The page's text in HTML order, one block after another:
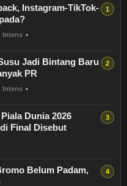
Instagram-TikTok-
Intens •
Jadi Bintang Baru
PR
Intens •
Dunia 2026
Final Disebut
Belum Padam,